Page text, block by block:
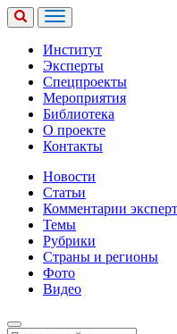
Институт
Эксперты
Спецпроекты
Мероприятия
Библиотека
О проекте
Контакты
Новости
Статьи
Комментарии
Темы
Рубрики
Страны и регионы
Фото
Видео